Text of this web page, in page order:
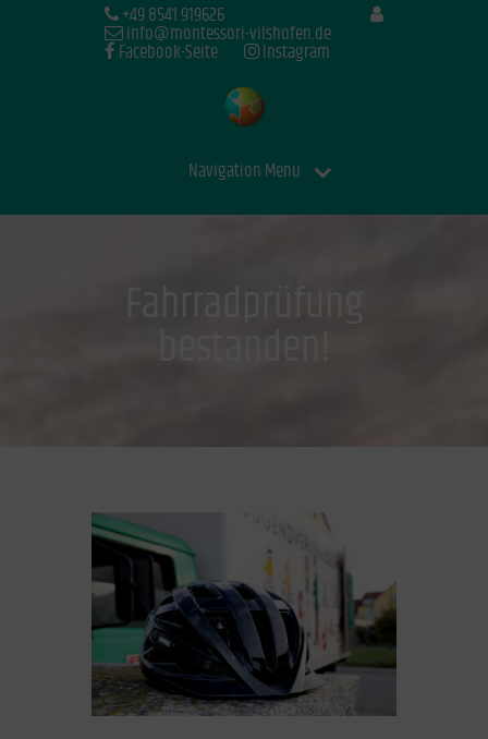
+49 8541 919626
info@montessori-vilshofen.de
Facebook-Seite Instagram
Navigation Menu
bestanden!